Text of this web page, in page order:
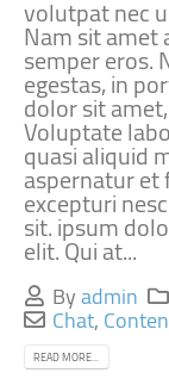
volutpat nec
Nam sit amet
semper eros.
egestas, in
dolor sit
Voluptate
quasi aliquid
aspernatur et
excepturi
sit. ipsum
elit. Qui at...
Byadmin
Chat,
READ MORE...